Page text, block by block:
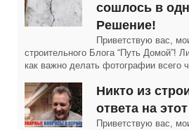
сошлось в
Решение!
Приветствую вас,
строительного Блога “Путь Домой”!
как важно делать фотографии всего
Никто из
ответа на
Приветствую вас,